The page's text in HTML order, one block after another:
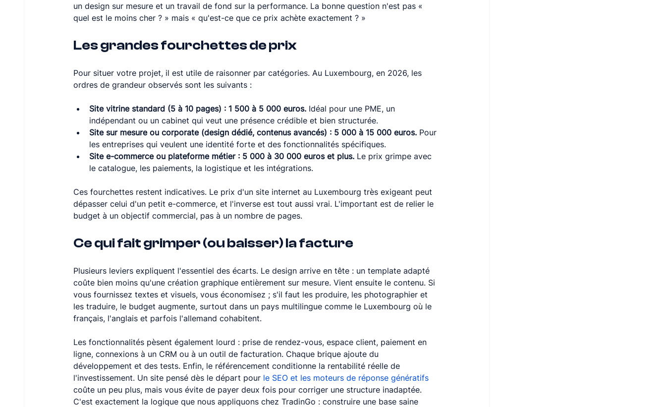
un design sur mesure et un travail de fond sur la performance. La bonne question n'est pas «
quel est le moins cher ? » mais « qu'est-ce que ce prix achète exactement ? »
Les grandes fourchettes de prix
Pour situer votre projet, il est utile de raisonner par catégories. Au Luxembourg, en 2026, les
ordres de grandeur observés sont les suivants :
Site vitrine standard (5 à 10 pages) : 1 500 à 5 000 euros. Idéal pour une PME, un
indépendant ou un cabinet qui veut une présence crédible et bien structurée.
Site sur mesure ou corporate (design dédié, contenus avancés) : 5 000 à 15 000 euros. Pour
les entreprises qui veulent une identité forte et des fonctionnalités spécifiques.
Site e-commerce ou plateforme métier : 5 000 à 30 000 euros et plus. Le prix grimpe avec
le catalogue, les paiements, la logistique et les intégrations.
Ces fourchettes restent indicatives. Le prix d'un site internet au Luxembourg très exigeant peut
dépasser celui d'un petit e-commerce, et l'inverse est tout aussi vrai. L'important est de relier le
budget à un objectif commercial, pas à un nombre de pages.
Ce qui fait grimper (ou baisser) la facture
Plusieurs leviers expliquent l'essentiel des écarts. Le design arrive en tête : un template adapté
coûte bien moins qu'une création graphique entièrement sur mesure. Vient ensuite le contenu. Si
vous fournissez textes et visuels, vous économisez ; s'il faut les produire, les photographier et
les traduire, le budget augmente, surtout dans un pays multilingue comme le Luxembourg où le
français, l'anglais et parfois l'allemand cohabitent.
Les fonctionnalités pèsent également lourd : prise de rendez-vous, espace client, paiement en
ligne, connexions à un CRM ou à un outil de facturation. Chaque brique ajoute du
développement et des tests. Enfin, le référencement conditionne la rentabilité réelle de
l'investissement. Un site pensé dès le départ pour le SEO et les moteurs de réponse génératifs
coûte un peu plus, mais vous évite de payer deux fois pour corriger une structure inadaptée.
C'est exactement la logique que nous appliquons chez TradinGo : construire une base saine